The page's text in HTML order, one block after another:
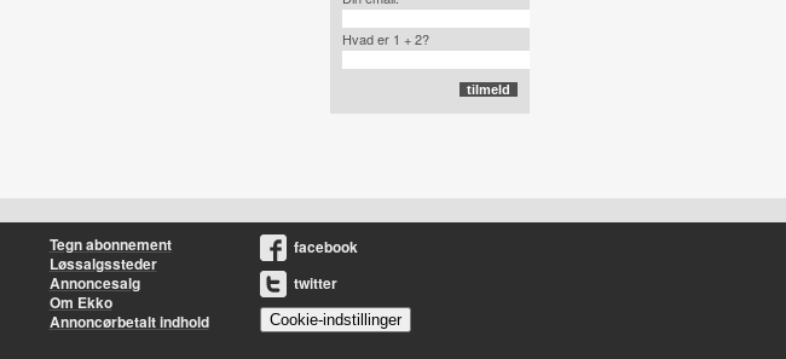
Hvad er 1 + 2?
Tegn abonnement
Løssalgssteder
Annoncesalg
Om Ekko
Annoncørbetalt indhold
facebook
twitter
Cookie-indstillinger